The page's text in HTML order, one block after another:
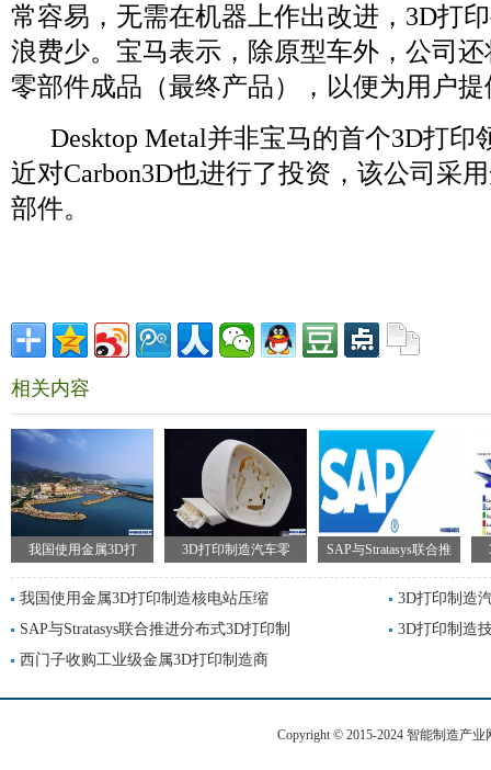
常容易，无需在机器上作出改进，3D打
浪费少。宝马表示，除原型车外，公司
零部件成品（最终产品），以便为用户
Desktop Metal并非宝马的首个3D打印
近对Carbon3D也进行了投资，该公司采
部件。
相关内容
我国使用金属3D打 3D打印制造汽车零 SAP与Stratasys联合推
我国使用金属3D打印制造核电站压缩
3D打印制造
SAP与Stratasys联合推进分布式3D打印制
3D打印制造
西门子收购工业级金属3D打印制造商
Copyright © 2015-2024 智能制造产